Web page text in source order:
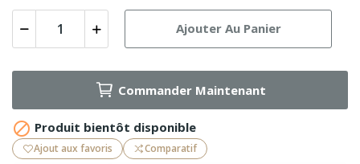
Ajouter Au Panier
Commander Maintenant
 Produit bientôt disponible
Ajout aux favoris Comparatif